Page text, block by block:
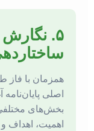
۵.
همزمان با فاز
اصلی
بخش‌های
اهمیت، اهداف